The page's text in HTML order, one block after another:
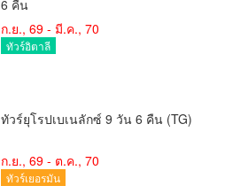
6 คืน
ก.ย., 69 - มี.ค., 70
ทัวร์อิตาลี
ทัวร์ยุโรปเบเนลักซ์ 9 วัน 6 คืน (TG)
ก.ย., 69 - ต.ค., 70
ทัวร์เยอรมัน